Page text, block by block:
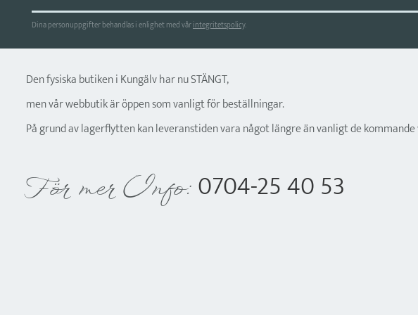
Dina personuppgifter behandlas i enlighet med vårintegritetspolicy.
Den fysiska butiken i Kungälv har nu STÄNGT,
men vår webbutik är öppen som vanligt för beställningar.
På grund av lagerflytten kan leveranstiden vara något längre än vanligt de
För mer Info: 0704-25 40 53